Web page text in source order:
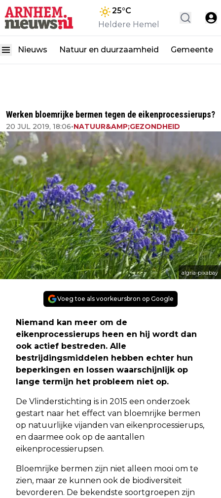
25°C
Heldere Hemel
Nieuws Natuur en duurzaamheid Gemeente
Werken bloemrijke bermen tegen de eikenprocessierups?
20 JUL 2019, 18:06•NATUUR&AMP;GEZONDHEID
algria-pixabay
Voeg toe als voorkeursbron op Google
Niemand kan meer om de
eikenprocessierups heen en hij wordt dan
ook actief bestreden. Alle
bestrijdingsmiddelen hebben echter hun
beperkingen en lossen waarschijnlijk op
lange termijn het probleem niet op.
De Vlinderstichting is in 2015 een onderzoek
gestart naar het effect van bloemrijke bermen
op natuurlijke vijanden van eikenprocessierups,
en daarmee ook op de aantallen
eikenprocessierupsen.
Bloemrijke bermen zijn niet alleen mooi om te
zien, maar ze kunnen ook de biodiversiteit
bevorderen. De bekendste soortgroepen zijn